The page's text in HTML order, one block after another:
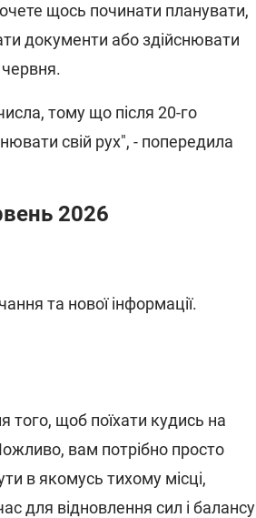
щось починати планувати,
документи або здійснювати
червня.
тому що після 20-го
свій рух", - попередила
2026
та нової інформації.
того, щоб поїхати кудись на
вам потрібно просто
в якомусь тихому місці,
для відновлення сил і балансу